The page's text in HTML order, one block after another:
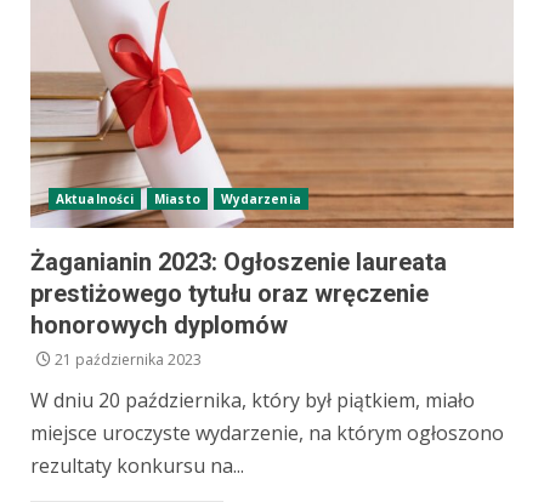
Aktualności Miasto Wydarzenia
Żaganianin 2023: Ogłoszenie laureata
prestiżowego tytułu oraz wręczenie
honorowych dyplomów
21 października 2023
W dniu 20 października, który był piątkiem, miało
miejsce uroczyste wydarzenie, na którym ogłoszono
rezultaty konkursu na...